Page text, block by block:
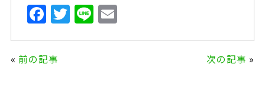
F
a
c
e
T
w
Li
n
E
m
« 前の記事 次の記事 »